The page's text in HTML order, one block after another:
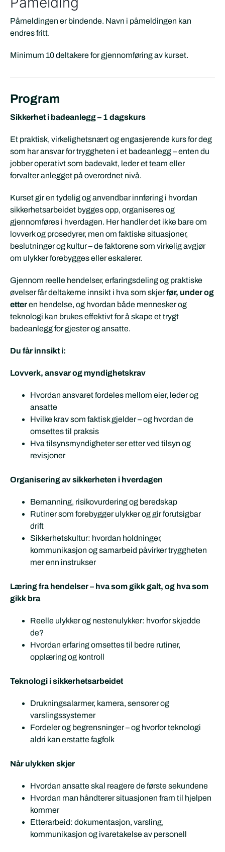
Påmeldingen er bindende. Navn i påmeldingen kan
endres fritt.
Minimum 10 deltakere for gjennomføring av kurset.
Program
Sikkerhet i badeanlegg – 1 dagskurs
Et praktisk, virkelighetsnært og engasjerende kurs for deg
som har ansvar for tryggheten i et badeanlegg – enten du
jobber operativt som badevakt, leder et team eller
forvalter anlegget på overordnet nivå.
Kurset gir en tydelig og anvendbar innføring i hvordan
sikkerhetsarbeidet bygges opp, organiseres og
gjennomføres i hverdagen. Her handler det ikke bare om
lovverk og prosedyrer, men om faktiske situasjoner,
beslutninger og kultur – de faktorene som virkelig avgjør
om ulykker forebygges eller eskalerer.
Gjennom reelle hendelser, erfaringsdeling og praktiske
øvelser får deltakerne innsikt i hva som skjerfør, under og
etteren hendelse, og hvordan både mennesker og
teknologi kan brukes effektivt for å skape et trygt
badeanlegg for gjester og ansatte.
Du får innsikt i:
Lovverk, ansvar og myndighetskrav
Hvordan ansvaret fordeles mellom eier, leder og
ansatte
Hvilke krav som faktisk gjelder – og hvordan de
omsettes til praksis
Hva tilsynsmyndigheter ser etter ved tilsyn og
revisjoner
Organisering av sikkerheten i hverdagen
Bemanning, risikovurdering og beredskap
Rutiner som forebygger ulykker og gir forutsigbar
drift
Sikkerhetskultur: hvordan holdninger,
kommunikasjon og samarbeid påvirker tryggheten
mer enn instrukser
Læring fra hendelser – hva som gikk galt, og hva som
gikk bra
Reelle ulykker og nestenulykker: hvorfor skjedde
de?
Hvordan erfaring omsettes til bedre rutiner,
opplæring og kontroll
Teknologi i sikkerhetsarbeidet
Drukningsalarmer, kamera, sensorer og
varslingssystemer
Fordeler og begrensninger – og hvorfor teknologi
aldri kan erstatte fagfolk
Når ulykken skjer
Hvordan ansatte skal reagere de første sekundene
Hvordan man håndterer situasjonen fram til hjelpen
kommer
Etterarbeid: dokumentasjon, varsling,
kommunikasjon og ivaretakelse av personell